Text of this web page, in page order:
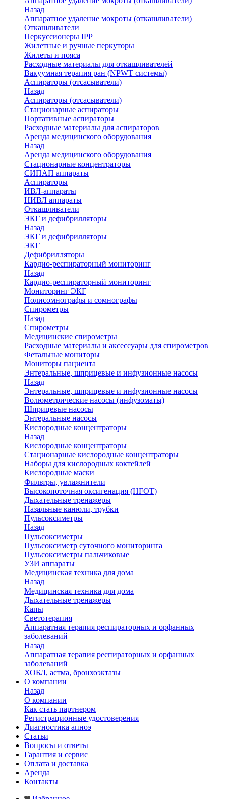
Назад
Аппаратное удаление мокроты (откашливатели)
Откашливатели
Перкуссионеры IPP
Жилетные и ручные перкуторы
Жилеты и пояса
Расходные материалы для откашливателей
Вакуумная терапия ран (NPWT системы)
Аспираторы (отсасыватели)
Назад
Аспираторы (отсасыватели)
Стационарные аспираторы
Портативные аспираторы
Расходные материалы для аспираторов
Аренда медицинского оборудования
Назад
Аренда медицинского оборудования
Стационарные концентраторы
СИПАП аппараты
Аспираторы
ИВЛ-аппараты
НИВЛ аппараты
Откашливатели
ЭКГ и дефибрилляторы
Назад
ЭКГ и дефибрилляторы
ЭКГ
Дефибрилляторы
Кардио-респираторный мониторинг
Назад
Кардио-респираторный мониторинг
Мониторинг ЭКГ
Полисомнографы и сомнографы
Спирометры
Назад
Спирометры
Медицинские спирометры
Расходные материалы и аксессуары для спирометров
Фетальные мониторы
Мониторы пациента
Энтеральные, шприцевые и инфузионные насосы
Назад
Энтеральные, шприцевые и инфузионные насосы
Волюметрические насосы (инфузоматы)
Шприцевые насосы
Энтеральные насосы
Кислородные концентраторы
Назад
Кислородные концентраторы
Стационарные кислородные концентраторы
Наборы для кислородных коктейлей
Кислородные маски
Фильтры, увлажнители
Высокопоточная оксигенация (HFOT)
Дыхательные тренажеры
Назальные канюли, трубки
Пульсоксиметры
Назад
Пульсоксиметры
Пульсоксиметр суточного мониторинга
Пульсоксиметры пальчиковые
УЗИ аппараты
Медицинская техника для дома
Назад
Медицинская техника для дома
Дыхательные тренажеры
Капы
Светотерапия
Аппаратная терапия респираторных и орфанных
заболеваний
Назад
Аппаратная терапия респираторных и орфанных
заболеваний
ХОБЛ, астма, бронхоэктазы
О компании
Назад
О компании
Как стать партнером
Регистрационные удостоверения
Диагностика апноэ
Статьи
Вопросы и ответы
Гарантия и сервис
Оплата и доставка
Аренда
Контакты